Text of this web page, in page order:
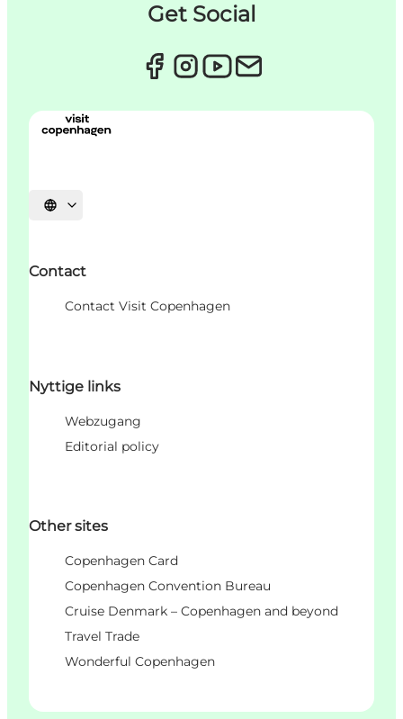
Get Social
Sprache auswählen
Contact
Contact Visit Copenhagen
Nyttige links
Webzugang
Editorial policy
Other sites
Copenhagen Card
Copenhagen Convention Bureau
Cruise Denmark – Copenhagen and beyond
Travel Trade
Wonderful Copenhagen